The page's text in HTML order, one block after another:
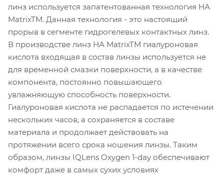
линз используется запатентованная технология НА
MatrixTM. Данная технология - это настоящий
прорыв в сегменте гидрогелевых контактных линз.
В производстве линз НА MatrixTM гиалуроновая
кислота входящая в состав линзы используется не
для временной смазки поверхности, а в качестве
компонента, постоянно повышающего
увлажняющую способность поверхности.
Гиалуроновая кислота не распадается по истечении
нескольких часов, а сохраняется в составе
материала и продолжает действовать на
протяжении всего срока ношения линзы. Таким
образом, линзы IQLens Oxygen 1-day обеспечивают
комфорт даже в самых сухих условиях